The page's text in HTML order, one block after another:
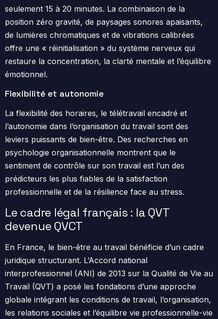
seulement 15 à 20 minutes. La combinaison de la
position zéro gravité, de paysages sonores apaisants,
de lumières chromatiques et de vibrations calibrées
offre une « réinitialisation » du système nerveux qui
restaure la concentration, la clarté mentale et l’équilibre
émotionnel.
Flexibilité et autonomie
La flexibilité des horaires, le télétravail encadré et
l’autonomie dans l’organisation du travail sont des
leviers puissants de bien-être. Des recherches en
psychologie organisationnelle montrent que le
sentiment de contrôle sur son travail est l’un des
prédicteurs les plus fiables de la satisfaction
professionnelle et de la résilience face au stress.
Le cadre légal français : la QVT
devenue QVCT
En France, le bien-être au travail bénéficie d’un cadre
juridique structurant. L’Accord national
interprofessionnel (ANI) de 2013 sur la Qualité de Vie au
Travail (QVT) a posé les fondations d’une approche
globale intégrant les conditions de travail, l’organisation,
les relations sociales et l’équilibre vie professionnelle-vie